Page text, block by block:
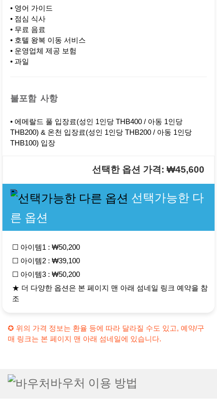
• 영어 가이드
• 점심 식사
• 무료 음료
• 호텔 왕복 이동 서비스
• 운영업체 제공 보험
• 과일
불포함 사항
• 에메랄드 풀 입장료(성인 1인당 THB400 / 아동 1인당
THB200) & 온천 입장료(성인 1인당 THB200 / 아동 1인당
THB100) 입장
선택한 옵션 가격: ₩45,600
선택가능한 다
른 옵션
☐ 아이템1 : ₩50,200
☐ 아이템2 : ₩39,100
☐ 아이템3 : ₩50,200
★ 더 다양한 옵션은 본 페이지 맨 아래 섬네일 링크 예약을 참
조
✪ 위의 가격 정보는 환율 등에 따라 달라질 수도 있고, 예약/구
매 링크는 본 페이지 맨 아래 섬네일에 있습니다.
바우처 이용 방법